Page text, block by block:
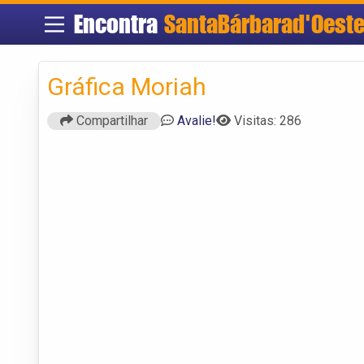
Encontra SantaBárbarad'Oeste
Gráfica Moriah
Compartilhar Avalie! Visitas: 286